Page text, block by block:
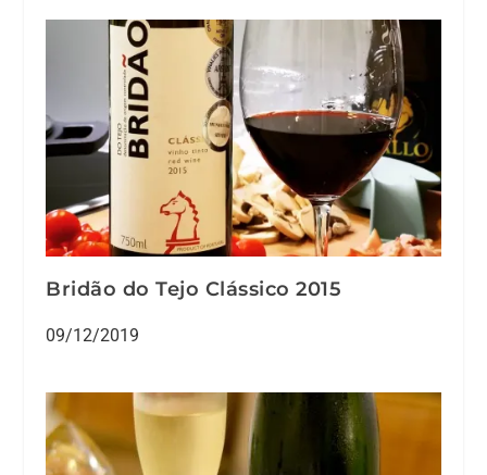
Bridão do Tejo Clássico 2015
09/12/2019